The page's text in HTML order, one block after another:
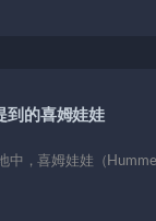
到的喜姆娃娃
中，喜姆娃娃（